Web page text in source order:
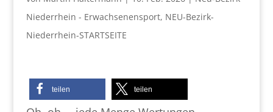
Niederrhein - Erwachsenensport, NEU-Bezirk-
Niederrhein-STARTSEITE
teilen teilen